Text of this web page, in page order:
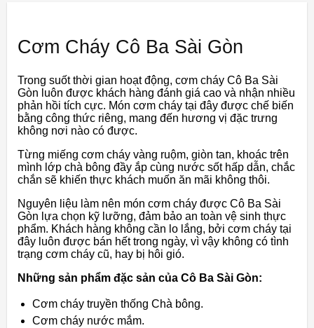
Cơm Cháy Cô Ba Sài Gòn
Trong suốt thời gian hoạt động, cơm cháy Cô Ba Sài
Gòn luôn được khách hàng đánh giá cao và nhận nhiều
phản hồi tích cực. Món cơm cháy tại đây được chế biến
bằng công thức riêng, mang đến hương vị đặc trưng
không nơi nào có được.
Từng miếng cơm cháy vàng ruộm, giòn tan, khoác trên
mình lớp chà bông đầy ắp cùng nước sốt hấp dẫn, chắc
chắn sẽ khiến thực khách muốn ăn mãi không thôi.
Nguyên liệu làm nên món cơm cháy được Cô Ba Sài
Gòn lựa chọn kỹ lưỡng, đảm bảo an toàn vệ sinh thực
phẩm. Khách hàng không cần lo lắng, bởi cơm cháy tại
đây luôn được bán hết trong ngày, vì vậy không có tình
trạng cơm cháy cũ, hay bị hôi gió.
Những sản phẩm đặc sản của Cô Ba Sài Gòn:
Cơm cháy truyền thống Chà bông.
Cơm cháy nước mắm.